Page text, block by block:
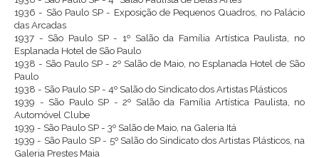
1936 - São Paulo SP - Exposição de Pequenos Quadros, no Palácio
das Arcadas
1937 - São Paulo SP - 1º Salão da Família Artística Paulista, no
Esplanada Hotel de São Paulo
1938 - São Paulo SP - 2º Salão de Maio, no Esplanada Hotel de São
Paulo
1938 - São Paulo SP - 4º Salão do Sindicato dos Artistas Plásticos
1939 - São Paulo SP - 2º Salão da Família Artística Paulista, no
Automóvel Clube
1939 - São Paulo SP - 3º Salão de Maio, na Galeria Itá
1939 - São Paulo SP - 5º Salão do Sindicato dos Artistas Plásticos, na
Galeria Prestes Maia